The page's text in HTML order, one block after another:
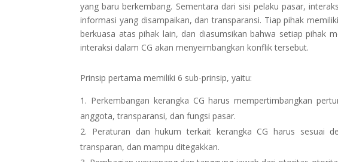
yang baru berkembang. Sementara dari sisi pelaku pasar,
informasi yang disampaikan, dan transparansi. Tiap pihak
berkuasa atas pihak lain, dan diasumsikan bahwa setiap pihak
interaksi dalam CG akan menyeimbangkan konflik tersebut.
Prinsip pertama memiliki 6 sub-prinsip, yaitu:
Perkembangan kerangka CG harus mempertimbangkan
anggota, transparansi, dan fungsi pasar.
Peraturan dan hukum terkait kerangka CG harus sesuai
transparan, dan mampu ditegakkan.